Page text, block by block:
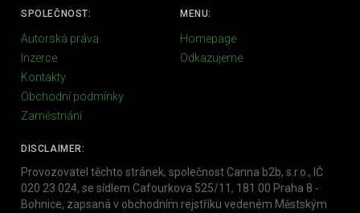
SPOLEČNOST:
Autorská práva
Inzerce
Kontakty
Obchodní podmínky
Zaměstnání
MENU:
Homepage
Odkazujeme
DISCLAIMER:
Provozovatel těchto stránek, společnost Canna b2b, s.r.o., IČ
020 23 024, se sídlem Cafourkova 525/11, 181 00 Praha 8 -
Bohnice, zapsaná v obchodním rejstříku vedeném Městským